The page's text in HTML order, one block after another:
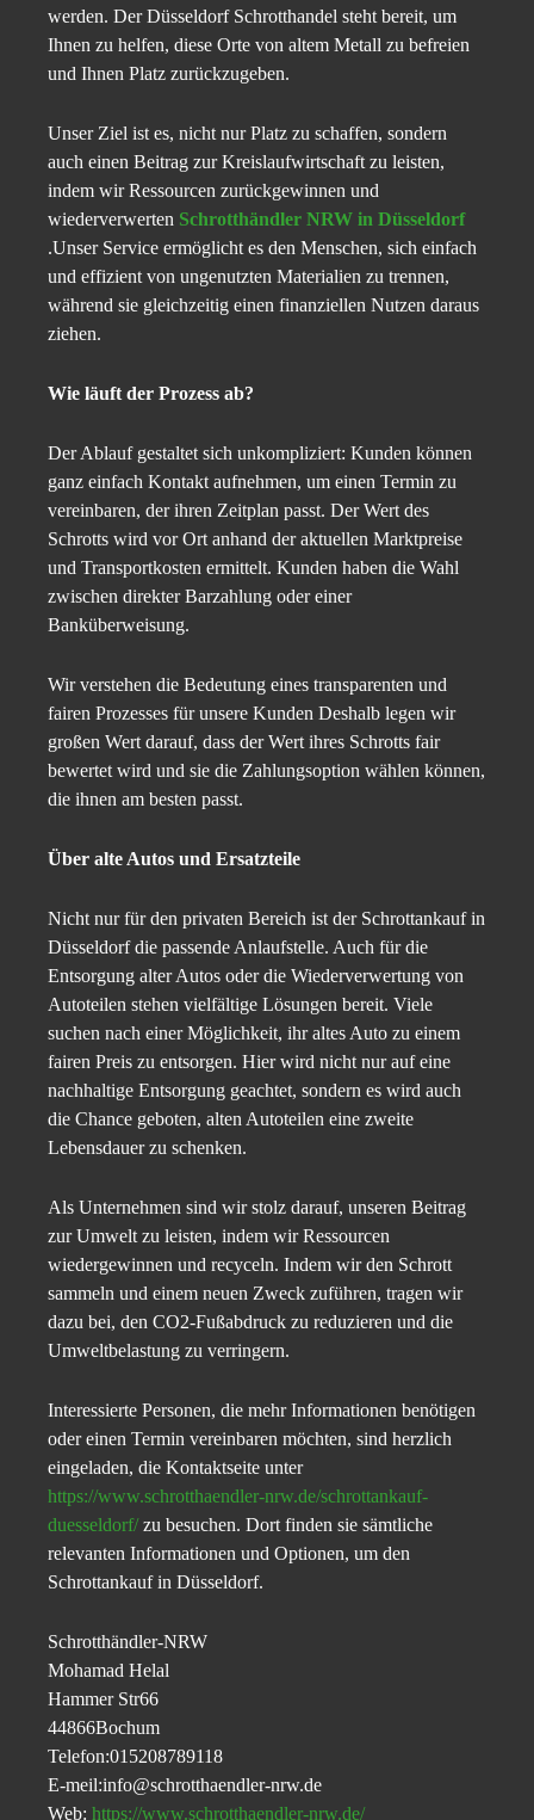
werden. Der Düsseldorf Schrotthandel steht bereit, um
Ihnen zu helfen, diese Orte von altem Metall zu befreien
und Ihnen Platz zurückzugeben.
Unser Ziel ist es, nicht nur Platz zu schaffen, sondern
auch einen Beitrag zur Kreislaufwirtschaft zu leisten,
indem wir Ressourcen zurückgewinnen und
wiederverwerten Schrotthändler NRW in Düsseldorf
.Unser Service ermöglicht es den Menschen, sich einfach
und effizient von ungenutzten Materialien zu trennen,
während sie gleichzeitig einen finanziellen Nutzen daraus
ziehen.
Wie läuft der Prozess ab?
Der Ablauf gestaltet sich unkompliziert: Kunden können
ganz einfach Kontakt aufnehmen, um einen Termin zu
vereinbaren, der ihren Zeitplan passt. Der Wert des
Schrotts wird vor Ort anhand der aktuellen Marktpreise
und Transportkosten ermittelt. Kunden haben die Wahl
zwischen direkter Barzahlung oder einer
Banküberweisung.
Wir verstehen die Bedeutung eines transparenten und
fairen Prozesses für unsere Kunden Deshalb legen wir
großen Wert darauf, dass der Wert ihres Schrotts fair
bewertet wird und sie die Zahlungsoption wählen können,
die ihnen am besten passt.
Über alte Autos und Ersatzteile
Nicht nur für den privaten Bereich ist der Schrottankauf in
Düsseldorf die passende Anlaufstelle. Auch für die
Entsorgung alter Autos oder die Wiederverwertung von
Autoteilen stehen vielfältige Lösungen bereit. Viele
suchen nach einer Möglichkeit, ihr altes Auto zu einem
fairen Preis zu entsorgen. Hier wird nicht nur auf eine
nachhaltige Entsorgung geachtet, sondern es wird auch
die Chance geboten, alten Autoteilen eine zweite
Lebensdauer zu schenken.
Als Unternehmen sind wir stolz darauf, unseren Beitrag
zur Umwelt zu leisten, indem wir Ressourcen
wiedergewinnen und recyceln. Indem wir den Schrott
sammeln und einem neuen Zweck zuführen, tragen wir
dazu bei, den CO2-Fußabdruck zu reduzieren und die
Umweltbelastung zu verringern.
Interessierte Personen, die mehr Informationen benötigen
oder einen Termin vereinbaren möchten, sind herzlich
eingeladen, die Kontaktseite unter
https://www.schrotthaendler-nrw.de/schrottankauf-
duesseldorf/zu besuchen. Dort finden sie sämtliche
relevanten Informationen und Optionen, um den
Schrottankauf in Düsseldorf.
Schrotthändler-NRW
Mohamad Helal
Hammer Str66
44866Bochum
Telefon:015208789118
E-meil:info@schrotthaendler-nrw.de
Web: https://www.schrotthaendler-nrw.de/